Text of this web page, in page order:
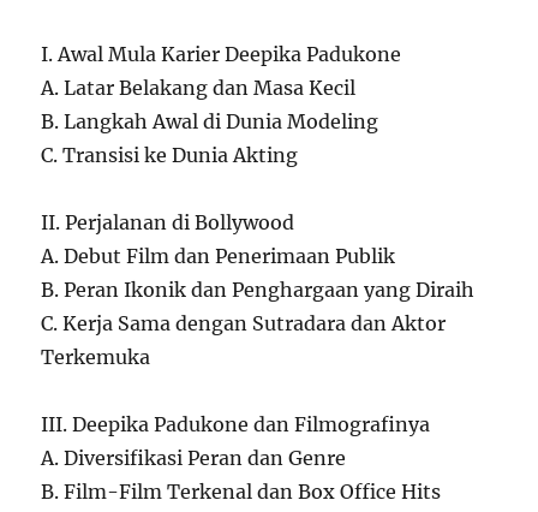
I. Awal Mula Karier Deepika Padukone
A. Latar Belakang dan Masa Kecil
B. Langkah Awal di Dunia Modeling
C. Transisi ke Dunia Akting
II. Perjalanan di Bollywood
A. Debut Film dan Penerimaan Publik
B. Peran Ikonik dan Penghargaan yang Diraih
C. Kerja Sama dengan Sutradara dan Aktor
Terkemuka
III. Deepika Padukone dan Filmografinya
A. Diversifikasi Peran dan Genre
B. Film-Film Terkenal dan Box Office Hits